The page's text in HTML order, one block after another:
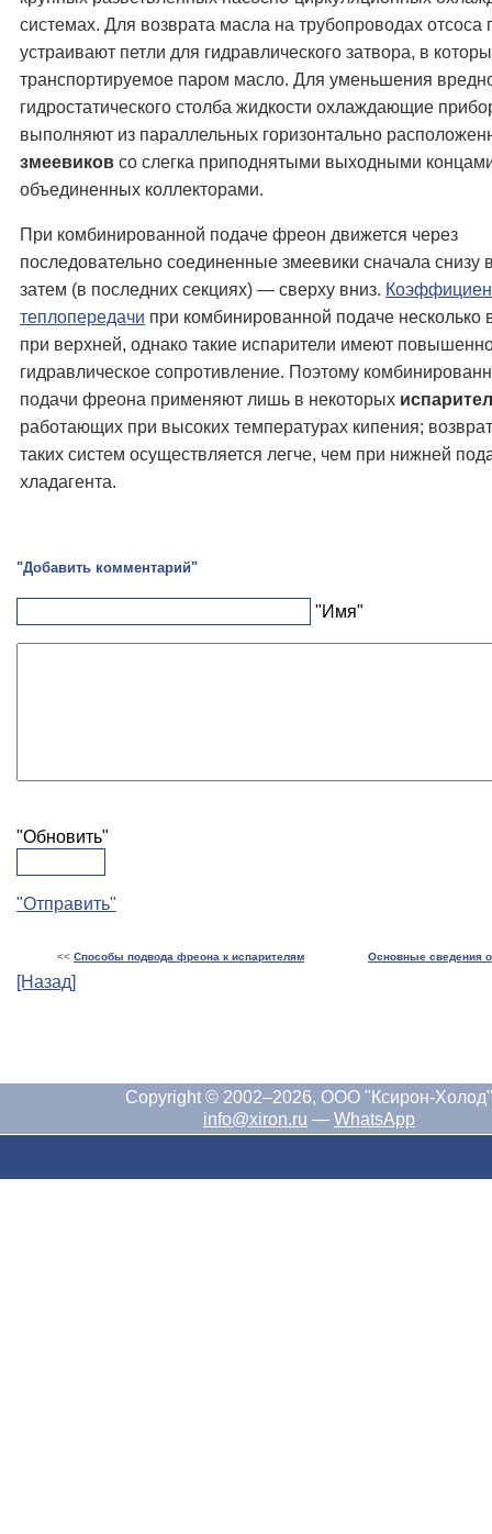
системах. Для возврата масла на трубопроводах отсоса
устраивают петли для гидравлического затвора, в
транспортируемое паром масло. Для уменьшения
гидростатического столба жидкости охлаждающие
выполняют из параллельных горизонтально
змеевиков со слегка приподнятыми выходными
объединенных коллекторами.
При комбинированной подаче фреон движется через
последовательно соединенные змеевики сначала снизу
затем (в последних секциях) — сверху вниз.
теплопередачи при комбинированной подаче
при верхней, однако такие испарители имеют
гидравлическое сопротивление. Поэтому
подачи фреона применяют лишь в некоторых
работающих при высоких температурах кипения;
таких систем осуществляется легче, чем при нижней
хладагента.
"Добавить комментарий"
"Имя"
"Обновить"
"Отправить"
<< Способы подвода фреона к испарителям Основные сведения
[Назад]
Copyright © 2002–2026, ООО "Ксирон-Холод"
info@xiron.ru — WhatsApp